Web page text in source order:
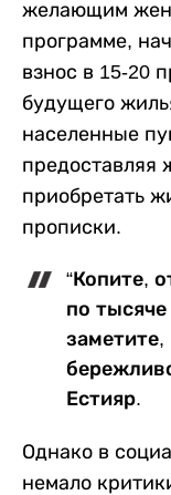
желающим
программе,
взнос в 15-20
будущего
населенные
предоставляя
приобретать
прописки.
“Копите,
по тысяче
заметите,
Естияр.
Однако в
немало